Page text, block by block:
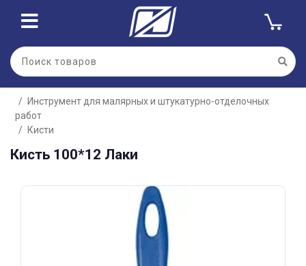
Инструмент для малярных и штукатурно-отделочных
работ
Кисти
Кисть 100*12 Лаки
Для клиентов всех банков
Разбейте
оплату
без переплат